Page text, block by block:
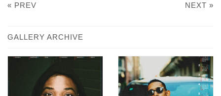
« PREV NEXT »
GALLERY ARCHIVE